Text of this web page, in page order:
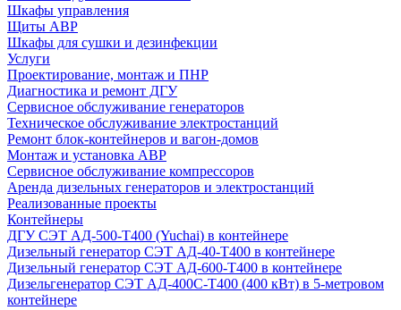
Шкафы управления
Щиты АВР
Шкафы для сушки и дезинфекции
Услуги
Проектирование, монтаж и ПНР
Диагностика и ремонт ДГУ
Сервисное обслуживание генераторов
Техническое обслуживание электростанций
Ремонт блок-контейнеров и вагон-домов
Монтаж и установка АВР
Сервисное обслуживание компрессоров
Аренда дизельных генераторов и электростанций
Реализованные проекты
Контейнеры
ДГУ СЭТ АД-500-Т400 (Yuchai) в контейнере
Дизельный генератор СЭТ АД-40-Т400 в контейнере
Дизельный генератор СЭТ АД-600-Т400 в контейнере
Дизельгенератор СЭТ АД-400С-Т400 (400 кВт) в 5-метровом
контейнере